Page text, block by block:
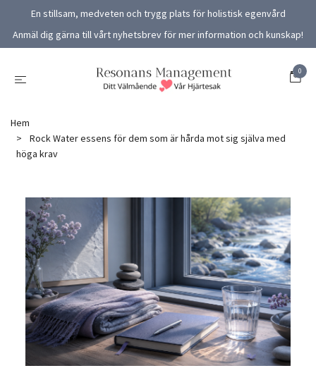
En stillsam, medveten och trygg plats för holistisk egenvård
Anmäl dig gärna till vårt nyhetsbrev för mer information och kunskap!
0
Hem
Rock Water essens för dem som är hårda mot sig själva med
höga krav